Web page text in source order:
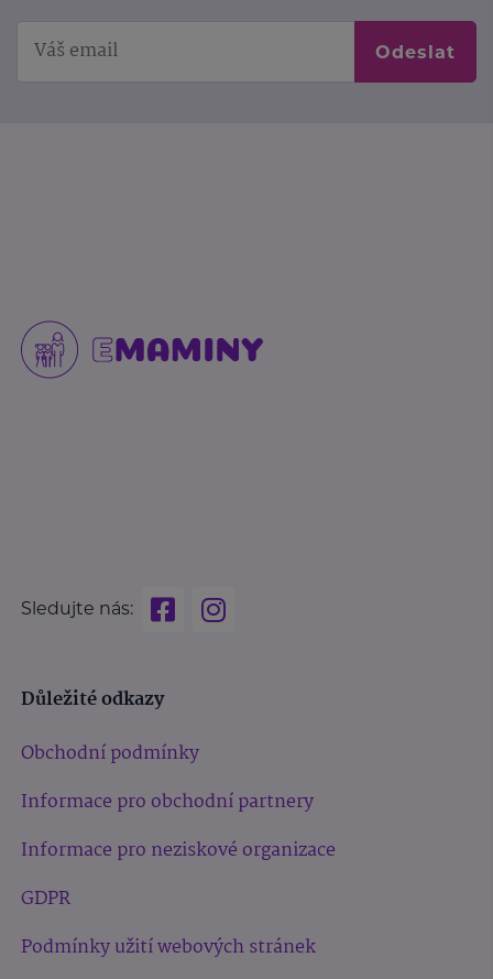
Odeslat
Sledujte nás:
Důležité odkazy
Obchodní podmínky
Informace pro obchodní partnery
Informace pro neziskové organizace
GDPR
Podmínky užití webových stránek